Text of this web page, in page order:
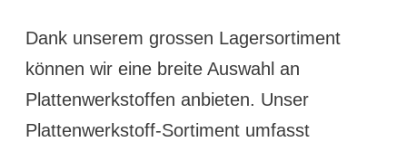
Dank unserem grossen Lagersortiment
können wir eine breite Auswahl an
Plattenwerkstoffen anbieten. Unser
Plattenwerkstoff-Sortiment umfasst